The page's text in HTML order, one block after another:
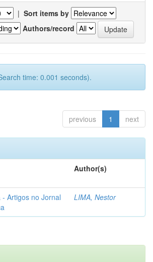
| Sort items by
Authors/record
time: 0.001 seconds).
previous 1 next
Author(s)
- Artigos no Jornal
LIMA, Nestor